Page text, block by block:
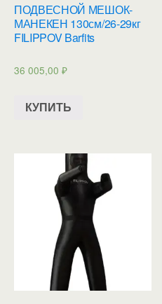
ПОДВЕСНОЙ МЕШОК-
МАНЕКЕН 130см/26-29кг
FILIPPOV Barfits
36 005,00 ₽
КУПИТЬ